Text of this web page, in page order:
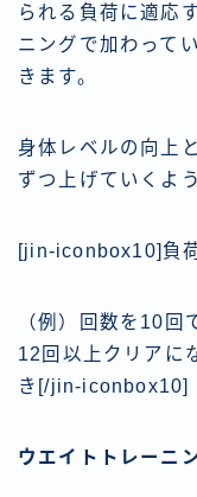
られる負荷に適応
ニングで加わって
きます。
身体レベルの向上
ずつ上げていくよ
[jin-iconbox10]負
（例）回数を10回
12回以上クリアに
き[/jin-iconbox10]
ウエイトトレーニ